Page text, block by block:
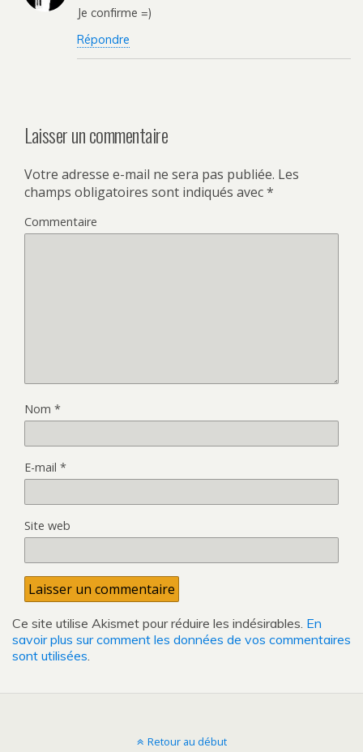
Je confirme =)
Répondre
Laisser un commentaire
Votre adresse e-mail ne sera pas publiée. Les
champs obligatoires sont indiqués avec*
Commentaire
Nom *
E-mail *
Site web
Ce site utilise Akismet pour réduire les indésirables. En
savoir plus sur comment les données de vos commentaires
sont utilisées
Retour au début